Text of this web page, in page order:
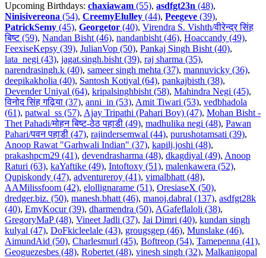
Upcoming Birthdays: chaxiawam (55), asdfgt23n (48),
Ninisivereona (54), CreemyElulley (44), Peegeve (39),
PatrickSemy (45), Georgetor (40), Virendra S. Vishth/वीरेन्द्र सिंह
बिष्ट (59), Nandan Bisht (46), nandanbisht (46), Hoaccandy (49),
FeexiseKepsy (39), JulianVop (50), Pankaj Singh Bisht (40),
lata_negi (43), jagat.singh.bisht (39), raj sharma (35),
narendrasingh.k (40), sameer singh mehta (37), mannuvicky (36),
deepikakholia (40), Santosh Kotiyal (64), pankajbisth (38),
Devender Uniyal (64), kripalsinghbisht (58), Mahindra Negi (45),
विनोद सिंह गढ़िया (37), anni_in (53), Amit Tiwari (53), vedbhadola
(61), patwal_ss (57), Ajay Tripathi (Pahari Boy) (47), Mohan Bisht -
Thet Pahadi/मोहन बिष्ट-ठेठ पहाडी (49), madhulika negi (48), Pawan
Pahari/पवन पहाडी (47), rajindersemwal (44), purushotamsati (39),
Anoop Rawat "Garhwali Indian" (37), kapilj.joshi (48),
prakashpcm29 (41), devendrasharma (48), dkagdiyal (49), Anoop
Raturi (63), kaYaftike (49), Intoftoxy (51), malenkawera (52),
Qupiskondy (47), adventureroy (41), vimalbhatt (48),
AAMilissfoom (42), elollignarame (51), OresiaseX (50),
dredger.biz. (50), manesh.bhatt (46), manoj.dabral (137), asdfgt28k
(40), EmyKocur (39), dharmendra (50), AGafeflaloli (38),
GregoryMaP (48), Vineet Jadli (37), Jai Dimri (40), kundan singh
kulyal (47), DoFkicleelale (43), grougsgep (46), Munslake (46),
AimundAid (50), Charlesmurl (45), Boftreop (54), Tamepenna (41),
Geoguezesbes (48), Robertet (48), vinesh singh (32), Malkanigopal